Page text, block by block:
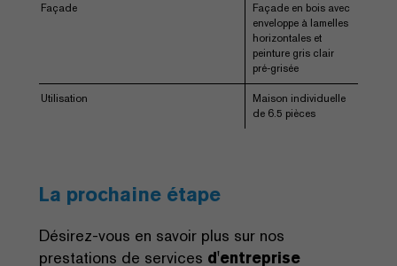
Façade
Façade en bois avec
enveloppe à lamelles
horizontales et
peinture gris clair
pré-grisée
Utilisation
Maison individuelle
de 6.5 pièces
La prochaine étape
Désirez-vous en savoir plus sur nos
prestations de services d'entreprise